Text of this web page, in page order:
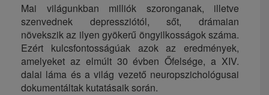
Mai világunkban milliók szoronganak, illetve
szenvednek depressziótól, sőt, drámaian
növekszik az ilyen gyökerű öngyilkosságok száma.
Ezért kulcsfontosságúak azok az eredmények,
amelyeket az elmúlt 30 évben Őfelsége, a XIV.
dalai láma és a világ vezető neuropszichológusai
dokumentáltak kutatásaik során.